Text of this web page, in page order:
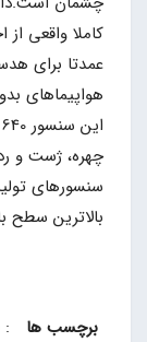
کاملا واقعی
عمدتا برای
هواپیماهای
چهره، ژست و
بالاترین سطح
: